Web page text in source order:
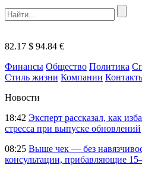
82.17 $ 94.84 €
Финансы Общество Политика
Стиль жизни Компании
Новости
18:42 Эксперт рассказал, как
стресса при выпуске обновлений
08:25 Выше чек — без
консультации, прибавляющие